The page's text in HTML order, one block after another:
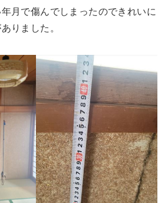
月で傷んでしまったのできれいに
りました。